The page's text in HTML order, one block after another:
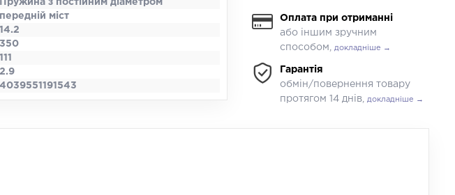
Пружина з постійним діаметром
передній міст
14.2
350
111
2.9
4039551191543
Оплата при отриманні
або іншим зручним
способом, докладніше →
Гарантія
обмін/повернення товару
протягом 14 днів, докладніше →